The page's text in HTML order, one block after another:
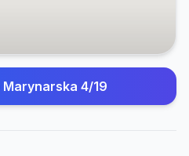
Marynarska 4/19